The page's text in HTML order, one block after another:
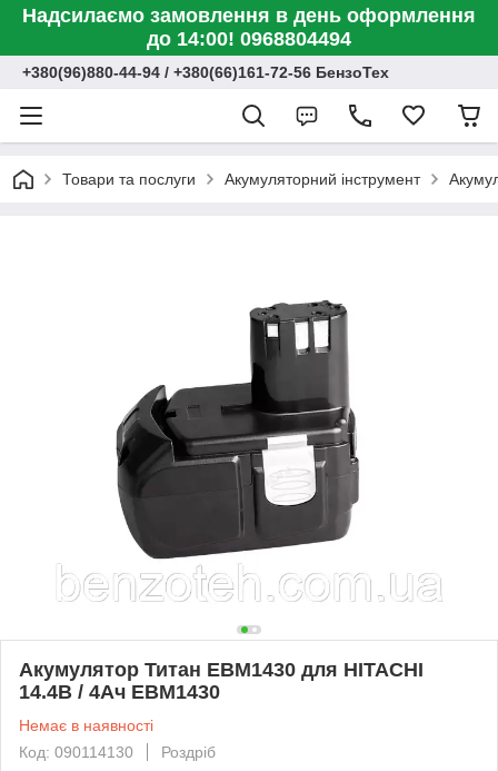
Надсилаємо замовлення в день оформлення
до 14:00! 0968804494
+380(96)880-44-94 / +380(66)161-72-56 БензоТех
Товари та послуги Акумуляторний інструмент
Акумулятор Титан EBM1430 для HITACHI
14.4В / 4Ач EBM1430
Немає в наявності
Код: 090114130
Роздріб